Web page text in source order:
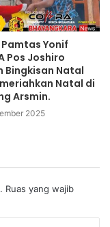
Yonif
Pos Joshiro
Bingkisan Natal
Natal di
Arsmin.
2025
Ruas yang wajib